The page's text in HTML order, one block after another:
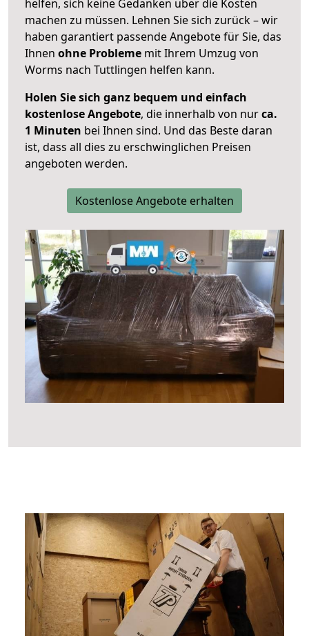
helfen, sich keine Gedanken über die Kosten
machen zu müssen. Lehnen Sie sich zurück – wir
haben garantiert passende Angebote für Sie, das
Ihnen ohne Probleme mit Ihrem Umzug von
Worms nach Tuttlingen helfen kann.
Holen Sie sich ganz bequem und einfach
kostenlose Angebote, die innerhalb von nurca.
1 Minuten bei Ihnen sind. Und das Beste daran
ist, dass all dies zu erschwinglichen Preisen
angeboten werden.
Kostenlose Angebote erhalten